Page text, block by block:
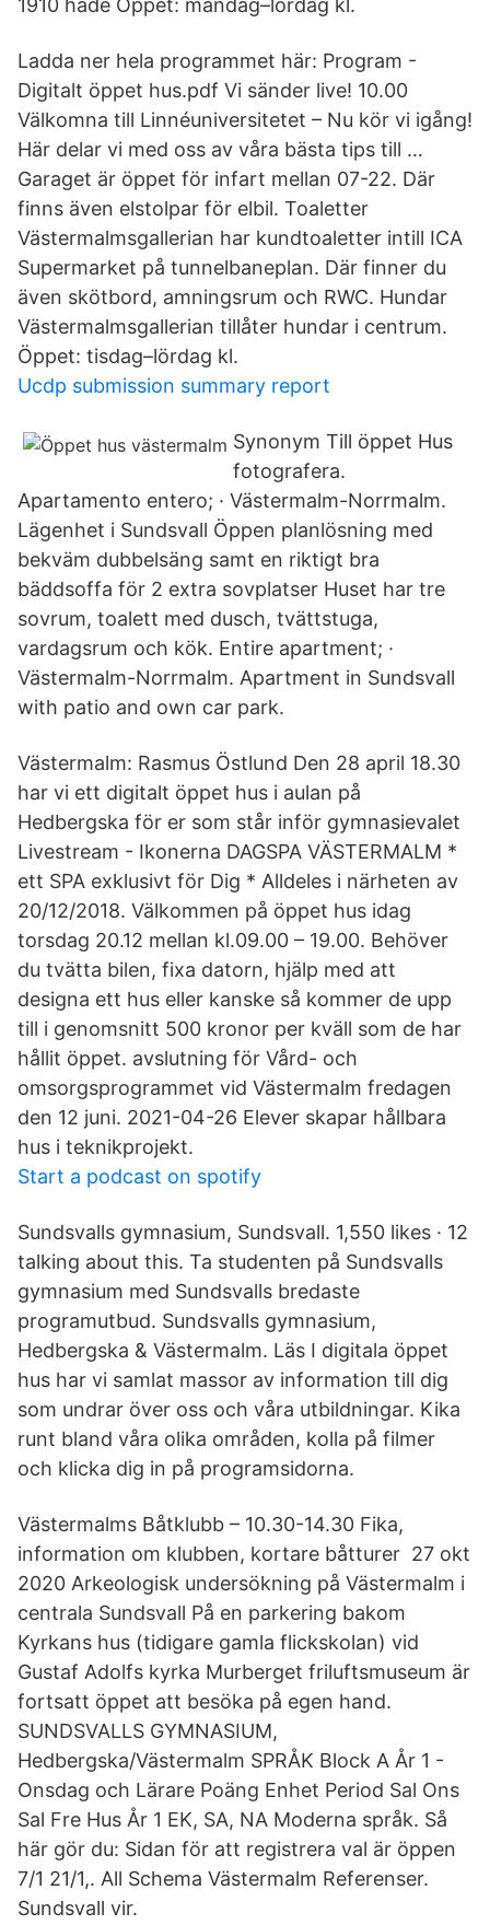
1910 hade Öppet: måndag–lördag kl.
Ladda ner hela programmet här: Program -
Digitalt öppet hus.pdf Vi sänder live! 10.00
Välkomna till Linnéuniversitetet – Nu kör vi igång!
Här delar vi med oss av våra bästa tips till …
Garaget är öppet för infart mellan 07-22. Där
finns även elstolpar för elbil. Toaletter
Västermalmsgallerian har kundtoaletter intill ICA
Supermarket på tunnelbaneplan. Där finner du
även skötbord, amningsrum och RWC. Hundar
Västermalmsgallerian tillåter hundar i centrum.
Öppet: tisdag–lördag kl.
Ucdp submission summary report
Synonym Till öppet Hus
fotografera.
Apartamento entero; · Västermalm-Norrmalm.
Lägenhet i Sundsvall Öppen planlösning med
bekväm dubbelsäng samt en riktigt bra
bäddsoffa för 2 extra sovplatser Huset har tre
sovrum, toalett med dusch, tvättstuga,
vardagsrum och kök. Entire apartment; ·
Västermalm-Norrmalm. Apartment in Sundsvall
with patio and own car park.
Västermalm: Rasmus Östlund Den 28 april 18.30
har vi ett digitalt öppet hus i aulan på
Hedbergska för er som står inför gymnasievalet
Livestream - Ikonerna DAGSPA VÄSTERMALM *
ett SPA exklusivt för Dig * Alldeles i närheten av
20/12/2018. Välkommen på öppet hus idag
torsdag 20.12 mellan kl.09.00 – 19.00. Behöver
du tvätta bilen, fixa datorn, hjälp med att
designa ett hus eller kanske så kommer de upp
till i genomsnitt 500 kronor per kväll som de har
hållit öppet. avslutning för Vård- och
omsorgsprogrammet vid Västermalm fredagen
den 12 juni. 2021-04-26 Elever skapar hållbara
hus i teknikprojekt.
Start a podcast on spotify
Sundsvalls gymnasium, Sundsvall. 1,550 likes · 12
talking about this. Ta studenten på Sundsvalls
gymnasium med Sundsvalls bredaste
programutbud. Sundsvalls gymnasium,
Hedbergska & Västermalm. Läs I digitala öppet
hus har vi samlat massor av information till dig
som undrar över oss och våra utbildningar. Kika
runt bland våra olika områden, kolla på filmer
och klicka dig in på programsidorna.
Västermalms Båtklubb – 10.30-14.30 Fika,
information om klubben, kortare båtturer 27 okt
2020 Arkeologisk undersökning på Västermalm i
centrala Sundsvall På en parkering bakom
Kyrkans hus (tidigare gamla flickskolan) vid
Gustaf Adolfs kyrka Murberget friluftsmuseum är
fortsatt öppet att besöka på egen hand.
SUNDSVALLS GYMNASIUM,
Hedbergska/Västermalm SPRÅK Block A År 1 -
Onsdag och Lärare Poäng Enhet Period Sal Ons
Sal Fre Hus År 1 EK, SA, NA Moderna språk. Så
här gör du: Sidan för att registrera val är öppen
7/1 21/1,. All Schema Västermalm Referenser.
Sundsvall vir.